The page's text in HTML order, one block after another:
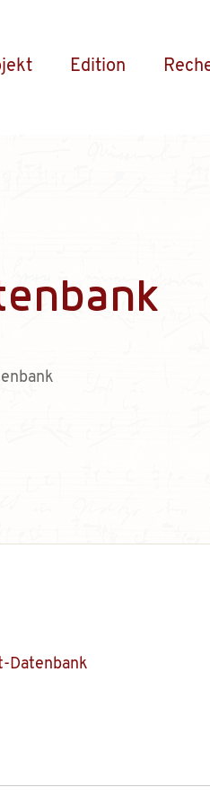
Edition
Datenbank